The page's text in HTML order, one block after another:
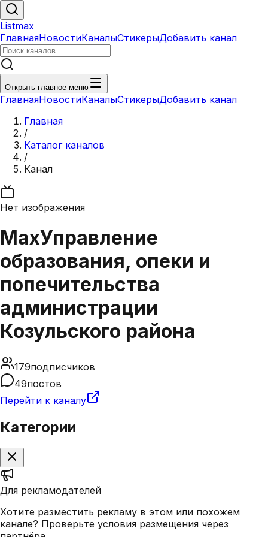
Listmax
ГлавнаяНовостиКаналыСтикерыДобавить канал
Открыть главное меню
ГлавнаяНовостиКаналыСтикерыДобавить канал
Главная
/
Каталог каналов
/
Канал
Нет изображения
MaxУправление
образования, опеки и
попечительства
администрации
Козульского района
179подписчиков
49постов
Перейти к каналу
Категории
Для рекламодателей
Хотите разместить рекламу в этом или похожем
канале? Проверьте условия размещения через